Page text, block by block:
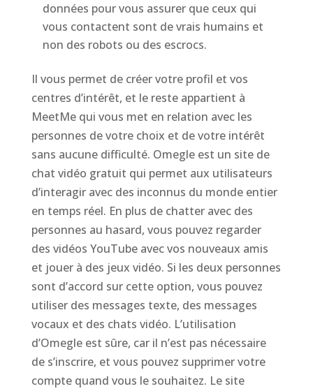
données pour vous assurer que ceux qui
vous contactent sont de vrais humains et
non des robots ou des escrocs.
Il vous permet de créer votre profil et vos
centres d’intérêt, et le reste appartient à
MeetMe qui vous met en relation avec les
personnes de votre choix et de votre intérêt
sans aucune difficulté. Omegle est un site de
chat vidéo gratuit qui permet aux utilisateurs
d’interagir avec des inconnus du monde entier
en temps réel. En plus de chatter avec des
personnes au hasard, vous pouvez regarder
des vidéos YouTube avec vos nouveaux amis
et jouer à des jeux vidéo. Si les deux personnes
sont d’accord sur cette option, vous pouvez
utiliser des messages texte, des messages
vocaux et des chats vidéo. L’utilisation
d’Omegle est sûre, car il n’est pas nécessaire
de s’inscrire, et vous pouvez supprimer votre
compte quand vous le souhaitez. Le site